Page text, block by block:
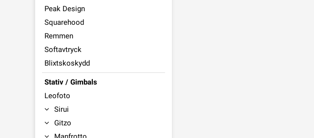
Peak Design
Squarehood
Remmen
Softavtryck
Blixtskoskydd
Stativ / Gimbals
Leofoto
Sirui
Gitzo